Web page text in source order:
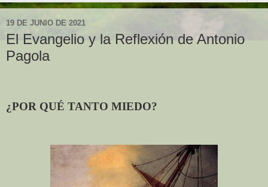
19 DE JUNIO DE 2021
El Evangelio y la Reflexión de Antonio
Pagola
¿POR QUÉ TANTO MIEDO?